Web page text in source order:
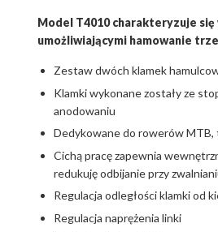
Model T4010 charakteryzuje się
umożliwiającymi hamowanie
Zestaw dwóch klamek
Klamki wykonane zostały ze
anodowaniu
Dedykowane do rowerów
Cichą pracę zapewnia
redukuję odbijanie przy
Regulacja odległości klamki od
Regulacja naprężenia linki